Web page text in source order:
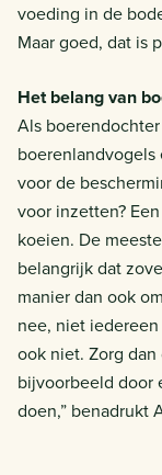
voeding in de
Maar goed, dat is
Het belang van
Als
voor de
voor inzetten?
koeien. De
belangrijk dat
manier dan ook
nee, niet
ook niet. Zorg
bijvoorbeeld door
doen,” benadrukt